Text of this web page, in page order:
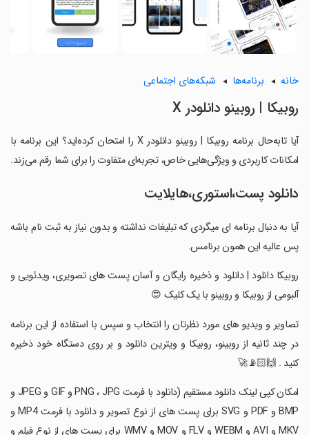
خانه برنامه‌ها شبکه‌های اجتماعی
‏روبیکا | روبینو دانلودر X
آیا تابه‌حال برنامه ‏روبیکا | روبینو دانلودر X را امتحان کرده‌اید؟ این برنامه با
امکانات کاربردی و ویژگی‌هایی خاص، تجربه‌ای متفاوت را برای شما رقم می‌زند.
دانلود پست،استوری،هایلایت
‏‏‏آیا به دنبال برنامه ای میگردی که تبلیغات نداشته و بدون نیاز به ثبت نام باشه
پس عالیه این همون برنامس.
‏روبیکا دانلود | دانلود و ذخیره رایگان و آسان پست های تصویری، ویدئویی و
آلبومی از روبیکا و روبینو با یک کلیک 😍
‏‏تصاویر و ویدیو های مورد نظرتان را انتخاب و سپس با استفاده از این برنامه
در چند ثانیه از روبینو، روبیکا و ویترین دانلود و بر روی دستگاه خود ذخیره
کنید . 🙌🏻📡🚀
‏‏امکان کپی لینک دانلود مستقیم (دانلود با فرمت PNG ، JPG و GIF و JPEG و
BMP و PDF و SVG برای پست های از نوع تصویر و دانلود با فرمت MP4 و
MKV و AVI و WEBM و FLV و MOV و WMV برای پست های از نوع فیلم و